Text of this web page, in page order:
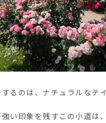
るのは、ナチュラルなテ
い印象を残すこの小道は